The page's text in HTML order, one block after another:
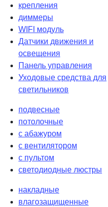
крепления
диммеры
WIFI модуль
Датчики движения и
освещения
Панель управления
Уходовые средства для
светильников
подвесные
потолочные
с абажуром
с вентилятором
с пультом
светодиодные люстры
накладные
влагозащищенные